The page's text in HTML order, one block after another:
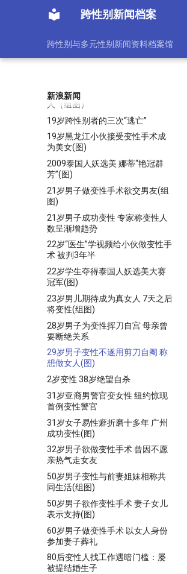
跨性别新闻档案
跨性别与多元性别新闻资料档案馆
新浪新闻
17岁艺校男生欲变性遭家人反对
绝望下投河抗争
18岁少年宾馆做变性手术 “医
生”看视频学的技术
19岁湖南小伙要做江西第一变性
人（组图）
19岁跨性别者的三次“逃亡”
19岁黑龙江小伙接受变性手术成
为美女(图)
2009泰国人妖选美 娜蒂“艳冠群
芳”(图)
21岁男子做变性手术欲交男友(组
图)
21岁男子成功变性 专家称变性人
数呈渐增趋势
22岁“医生”学视频给小伙做变性手
术 被判3年半
22岁学生夺得泰国人妖选美大赛
冠军(图)
23岁男儿期待成为真女人 7天之后
将变性(组图)
28岁男子为变性挥刀自宫 母亲曾
要断绝关系
29岁男子变性不遂用剪刀自阉 称
想做女人(图)
2岁变性 38岁绝望自杀
31岁亚裔男警官变女性 纽约惊现
首例变性警官
31岁女子易性癖折磨十多年 广州
成功变性(图)
32岁男子欲做变性手术 曾因不愿
亲热气走女友
50岁男子变性与前妻姐妹相称共
同生活(组图)
50岁男子欲作变性手术 妻子女儿
表示支持(图)
60岁男子做变性手术 以女人身份
参加妻子葬礼
80后变性人找工作遇暗门槛：屡
被提结婚生子